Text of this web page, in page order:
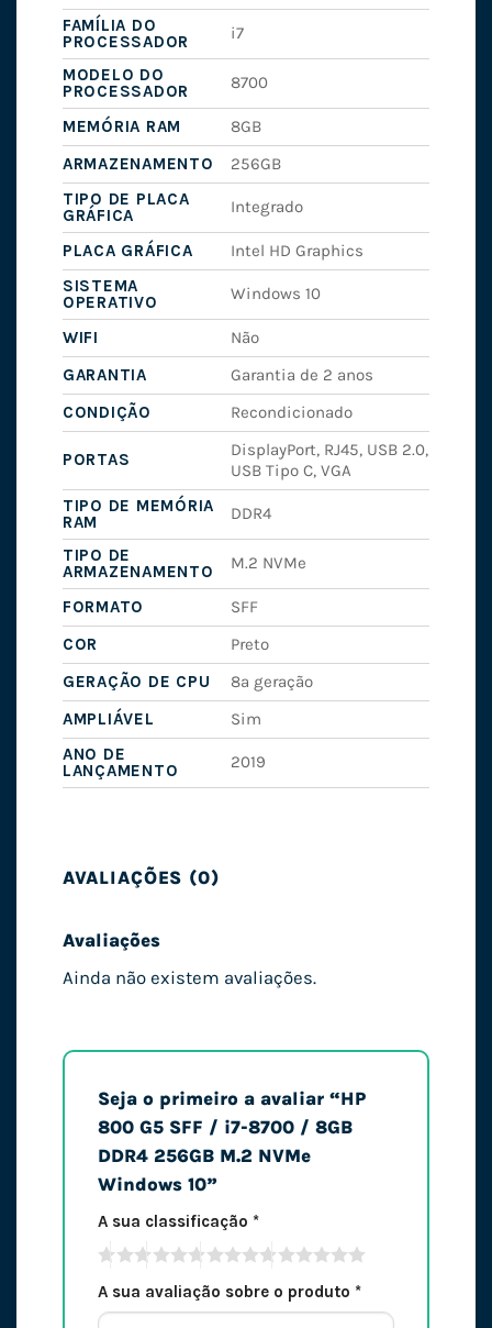
FAMÍLIA DO
PROCESSADOR
i7
MODELO DO
PROCESSADOR
8700
MEMÓRIA RAM
8GB
ARMAZENAMENTO
256GB
TIPO DE PLACA
GRÁFICA
Integrado
PLACA GRÁFICA
Intel HD Graphics
SISTEMA
OPERATIVO
Windows 10
WIFI
Não
GARANTIA
Garantia de 2 anos
CONDIÇÃO
Recondicionado
PORTAS
DisplayPort, RJ45, USB 2.0,
USB Tipo C, VGA
TIPO DE MEMÓRIA
RAM
DDR4
TIPO DE
ARMAZENAMENTO
M.2 NVMe
FORMATO
SFF
COR
Preto
GERAÇÃO DE CPU
8ª geração
AMPLIÁVEL
Sim
ANO DE
LANÇAMENTO
2019
AVALIAÇÕES (0)
Avaliações
Ainda não existem avaliações.
Seja o primeiro a avaliar “HP
800 G5 SFF / i7-8700 / 8GB
DDR4 256GB M.2 NVMe
Windows 10”
A sua classificação *
A sua avaliação sobre o produto *